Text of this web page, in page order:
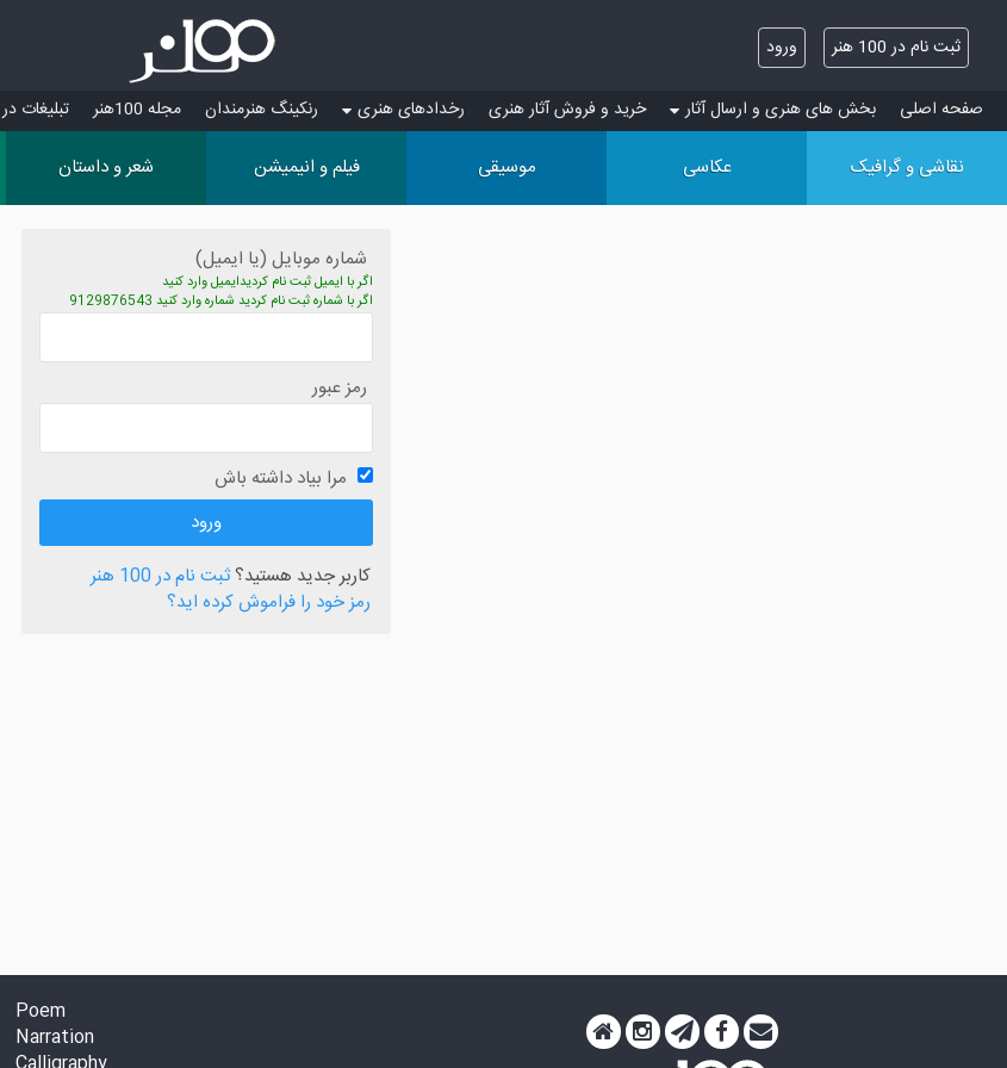
ثبت نام در 100 هنر ورود
صفحه اصلی بخش های هنری و ارسال آثار خرید و فروش آثار هنری رخدادهای هنری رنکینگ هنرمندان مجله 100هنر تبلیغات در 100هنر
نقاشی و گرافیک عکاسی موسیقی فیلم و انیمیشن شعر و داستان
شماره موبایل (یا ایمیل)
اگر با ایمیل ثبت نام کردیدایمیل وارد کنید
اگر با شماره ثبت نام کردید شماره وارد کنید 9129876543
رمز عبور
مرا بیاد داشته باش
کاربر جدید هستید؟ثبت نام در 100 هنر
رمز خود را فراموش کرده اید؟
Poem
Narration